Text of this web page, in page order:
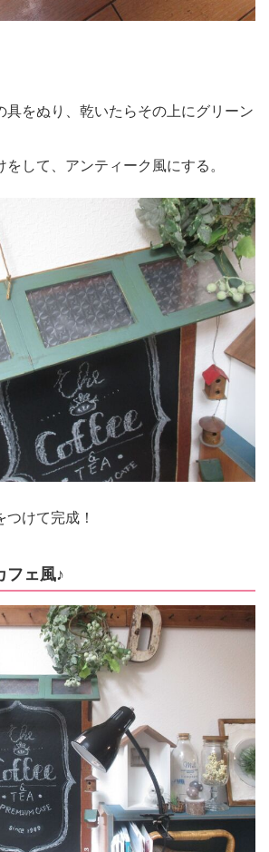
具をぬり、乾いたらその上にグリーン
して、アンティーク風にする。
けて完成！
ェ風♪